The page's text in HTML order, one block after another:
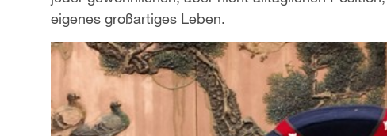
eigenes großartiges Leben.